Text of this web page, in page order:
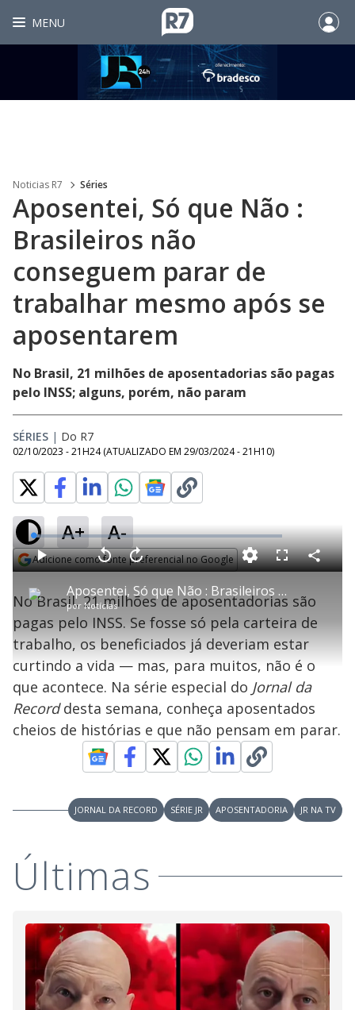
MENU
Noticias R7 Séries
Aposentei, Só que Não :
Brasileiros não
conseguem parar de
trabalhar mesmo após se
aposentarem
No Brasil, 21 milhões de aposentadorias são pagas
pelo INSS; alguns, porém, não param
SÉRIES | Do R7
02/10/2023 - 21H24 (ATUALIZADO EM 29/03/2024 - 21H10)
A+ A-
Adicione como fonte preferencial no Google
P
l
a
y
V
i
d
e
o
Aposentei, Só que Não : Brasileiros não conseguem parar de trabalhar mesmo após se aposentarem
por Notícias
P V
t
a
r
1
0
e
g
n
d
A
a
n
ç
a
r
1
s
e
u
o
s
L
o
a
d
e
:
2
.
5
3
%
F
l
s
c
e
n
C
o
a
r
i
l
No Brasil, 21 milhões de aposentadorias são
pagas pelo INSS. Se fosse só pela carteira de
trabalho, os beneficiados já deveriam estar
curtindo a vida — mas, para muitos, não é o
que acontece. Na série especial do Jornal da
Recorddesta semana, conheça aposentados
cheios de histórias e que não pensam em parar.
JORNAL DA RECORD SÉRIE JR APOSENTADORIA JR NA TV
Últimas